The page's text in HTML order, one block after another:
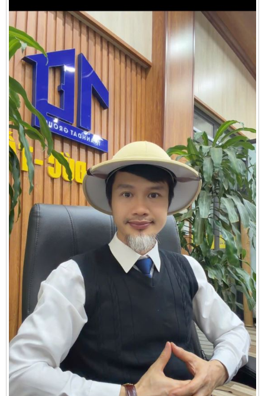
Cần thuê MBKD tại Phường Phương Liệt
Cần thuê MBKD tại Phường Khương Đình
Cần thuê MBKD tại Phường Yên Sở
Cần thuê MBKD tại Phường Hoàng Liệt
Cần thuê MBKD tại Phường Định Công
Cần thuê MBKD tại Phường Tương Mai
Cần thuê MBKD tại Phường Vĩnh Hưng
Cần thuê MBKD tại Phường Lĩnh Nam
Cần thuê MBKD tại Phường Hồng Hà
Cần thuê MBKD tại Phường Láng
Cần thuê MBKD tại Phường Văn Miếu
Cần thuê MBKD tại Phường Kim Liên
Cần thuê MBKD tại Phường Bạch Mai
Cần thuê MBKD tại Phường Vĩnh Tuy